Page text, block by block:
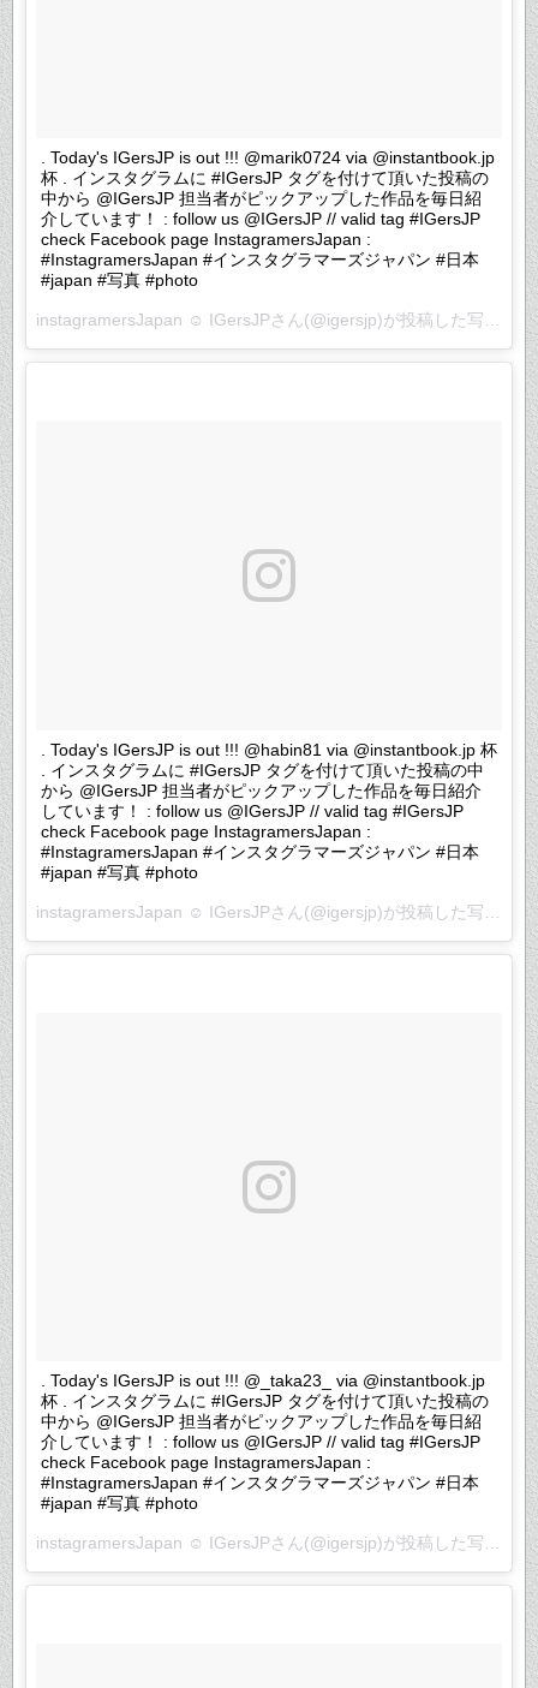
. Today's IGersJP is out !!! @marik0724 via @instantbook.jp
杯 . インスタグラムに #IGersJP タグを付けて頂いた投稿の
中から @IGersJP 担当者がピックアップした作品を毎日紹
介しています！ : follow us @IGersJP // valid tag #IGersJP
check Facebook page InstagramersJapan :
#InstagramersJapan #インスタグラマーズジャパン #日本
#japan #写真 #photo
instagramersJapan ☺︎ IGersJPさん(@igersjp)が投稿した写真 –
. Today's IGersJP is out !!! @habin81 via @instantbook.jp 杯
. インスタグラムに #IGersJP タグを付けて頂いた投稿の中
から @IGersJP 担当者がピックアップした作品を毎日紹介
しています！ : follow us @IGersJP // valid tag #IGersJP
check Facebook page InstagramersJapan :
#InstagramersJapan #インスタグラマーズジャパン #日本
#japan #写真 #photo
. Today's IGersJP is out !!! @_taka23_ via @instantbook.jp
杯 . インスタグラムに #IGersJP タグを付けて頂いた投稿の
中から @IGersJP 担当者がピックアップした作品を毎日紹
介しています！ : follow us @IGersJP // valid tag #IGersJP
check Facebook page InstagramersJapan :
#InstagramersJapan #インスタグラマーズジャパン #日本
#japan #写真 #photo
instagramersJapan ☺︎ IGersJPさん(@igersjp)が投稿した写真 –